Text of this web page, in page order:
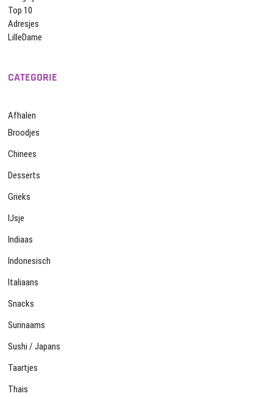
Top 10
Adresjes
LilleDame
CATEGORIE
Afhalen
Broodjes
Chinees
Desserts
Grieks
IJsje
Indiaas
Indonesisch
Italiaans
Snacks
Surinaams
Sushi / Japans
Taartjes
Thais